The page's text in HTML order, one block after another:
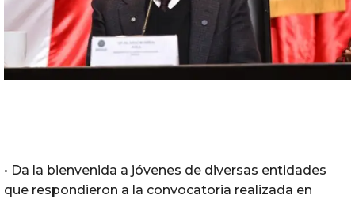
• Da la bienvenida a jóvenes de diversas entidades
que respondieron a la convocatoria realizada en